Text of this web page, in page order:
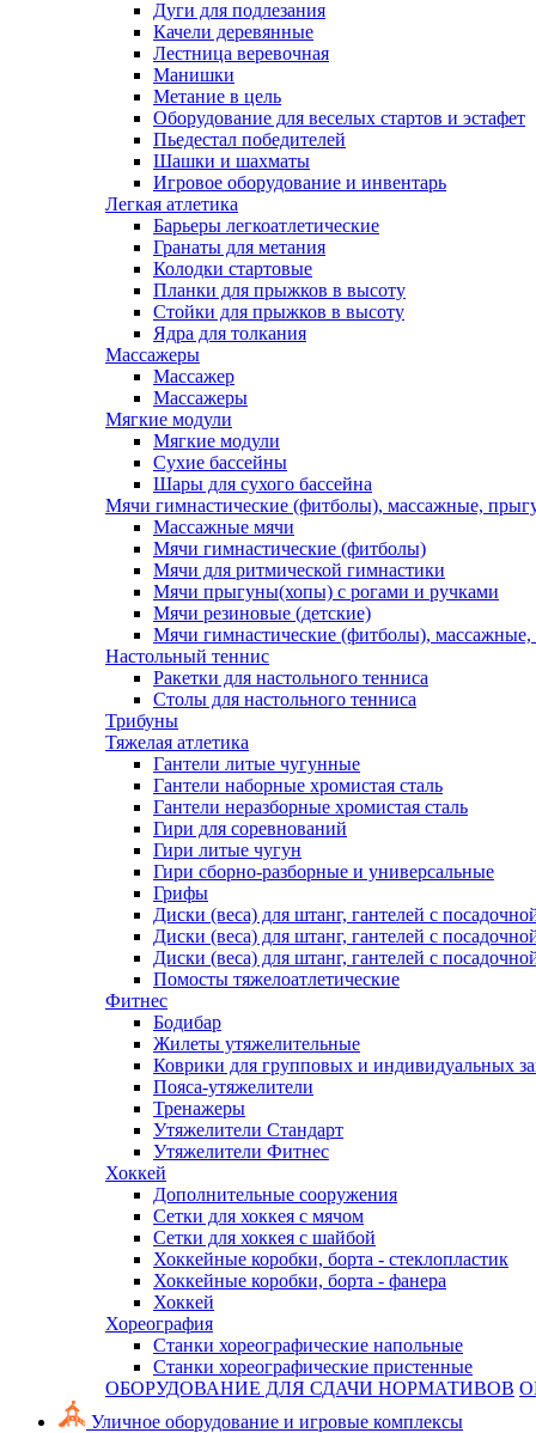
Дуги для подлезания
Качели деревянные
Лестница веревочная
Манишки
Метание в цель
Оборудование для веселых стартов и эстафет
Пьедестал победителей
Шашки и шахматы
Игровое оборудование и инвентарь
Легкая атлетика
Барьеры легкоатлетические
Гранаты для метания
Колодки стартовые
Планки для прыжков в высоту
Стойки для прыжков в высоту
Ядра для толкания
Массажеры
Массажер
Массажеры
Мягкие модули
Мягкие модули
Сухие бассейны
Шары для сухого бассейна
Мячи гимнастические (фитболы), массажные,
Массажные мячи
Мячи гимнастические (фитболы)
Мячи для ритмической гимнастики
Мячи прыгуны(хопы) с рогами и ручками
Мячи резиновые (детские)
Мячи гимнастические (фитболы),
Настольный теннис
Ракетки для настольного тенниса
Столы для настольного тенниса
Трибуны
Тяжелая атлетика
Гантели литые чугунные
Гантели наборные хромистая сталь
Гантели неразборные хромистая сталь
Гири для соревнований
Гири литые чугун
Гири сборно-разборные и универсальные
Грифы
Диски (веса) для штанг, гантелей с
Диски (веса) для штанг, гантелей с
Диски (веса) для штанг, гантелей с
Помосты тяжелоатлетические
Фитнес
Бодибар
Жилеты утяжелительные
Коврики для групповых и индивидуальных
Пояса-утяжелители
Тренажеры
Утяжелители Стандарт
Утяжелители Фитнес
Хоккей
Дополнительные сооружения
Сетки для хоккея с мячом
Сетки для хоккея с шайбой
Хоккейные коробки, борта - стеклопластик
Хоккейные коробки, борта - фанера
Хоккей
Хореография
Станки хореографические напольные
Станки хореографические пристенные
ОБОРУДОВАНИЕ ДЛЯ СДАЧИ НОРМАТИВОВ
Уличное оборудование и игровые комплексы